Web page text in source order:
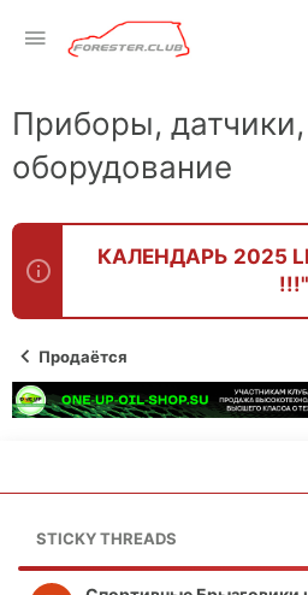
Приборы,
оборудование
КАЛЕНДАРЬ 2025
!!!"
Продаётся
STICKY THREADS